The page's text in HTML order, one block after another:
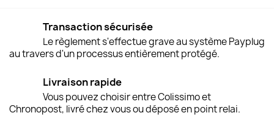
Transaction sécurisée
Le règlement s'effectue grave au système Payplug
au travers d'un processus entièrement protégé.
Livraison rapide
Vous pouvez choisir entre Colissimo et
Chronopost, livré chez vous ou déposé en point relai.